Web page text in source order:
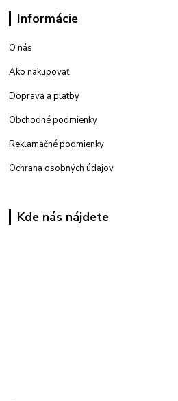
Informácie
O nás
Ako nakupovať
Doprava a platby
Obchodné podmienky
Reklamačné podmienky
Ochrana osobných údajov
Kde nás nájdete